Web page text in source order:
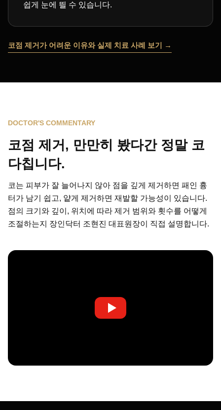
쉽게 눈에 띌 수 있습니다.
코점 제거가 어려운 이유와 실제 치료 사례 보기
DOCTOR'S COMMENTARY
코점 제거, 만만히 봤다간 정말 코
다칩니다.
코는 피부가 잘 늘어나지 않아 점을 깊게 제거하면 패인 흉
터가 남기 쉽고, 얕게 제거하면 재발할 가능성이 있습니다.
점의 크기와 깊이, 위치에 따라 제거 범위와 횟수를 어떻게
조절하는지 장인닥터 조현진 대표원장이 직접 설명합니다.